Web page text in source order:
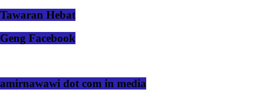
Tawaran Hebat
Geng Facebook
amirnawawi dot com in media